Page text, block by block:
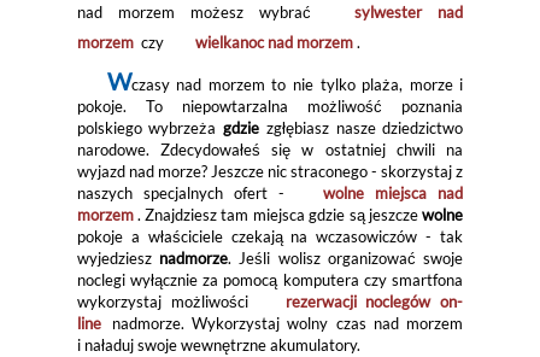
nad morzem możesz wybrać
sylwester nad
morzem czy wielkanoc nad morzem .
Wczasy nad morzem to nie tylko plaża, morze i
pokoje. To niepowtarzalna możliwość poznania
polskiego wybrzeżagdzie zgłębiasz nasze dziedzictwo
narodowe. Zdecydowałeś się w ostatniej chwili na
wyjazd nad morze? Jeszcze nic straconego - skorzystaj z
naszych specjalnych ofert -
wolne miejsca nad
morzem . Znajdziesz tam miejsca gdzie są jeszczewolne
pokoje a właściciele czekają na wczasowiczów - tak
wyjedziesz nadmorze. Jeśli wolisz organizować swoje
noclegi wyłącznie za pomocą komputera czy smartfona
wykorzystaj możliwości
rezerwacji noclegów on-
line
nadmorze. Wykorzystaj wolny czas nad morzem
i naładuj swoje wewnętrzne akumulatory.